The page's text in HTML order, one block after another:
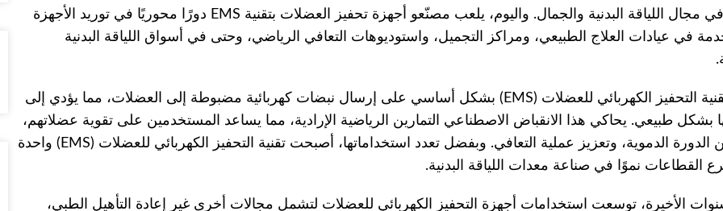
شائعة في مجال اللياقة البدنية والجمال. واليوم، يلعب مصنّعو أجهزة تحفيز العضلات بتقنية EMS دورًا محوريًا في توريد الأجهزة
في عيادات العلاج الطبيعي، ومراكز التجميل، واستوديوهات التعافي الرياضي، وحتى في أسواق اللياقة البدنية
تعتمد تقنية التحفيز الكهربائي للعضلات (EMS) بشكل أساسي على إرسال نبضات كهربائية مضبوطة إلى العضلات، مما يؤدي إلى
بشكل طبيعي. يحاكي هذا الانقباض الاصطناعي التمارين الرياضية الإرادية، مما يساعد المستخدمين على تقوية عضلاتهم،
وتحسين الدورة الدموية، وتعزيز عملية التعافي. وبفضل تعدد استخداماتها، أصبحت تقنية التحفيز الكهربائي للعضلات (EMS) واحدة
القطاعات نموًا في صناعة معدات اللياقة البدنية.
الأخيرة، توسعت استخدامات أجهزة التحفيز الكهربائي للعضلات لتشمل مجالات أخرى غير إعادة التأهيل الطبي،